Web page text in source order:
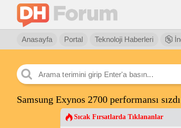
Anasayfa Portal Teknoloji Haberleri
Samsung Exynos 2700 performansı
Sıcak Fırsatlarda Tıklananlar